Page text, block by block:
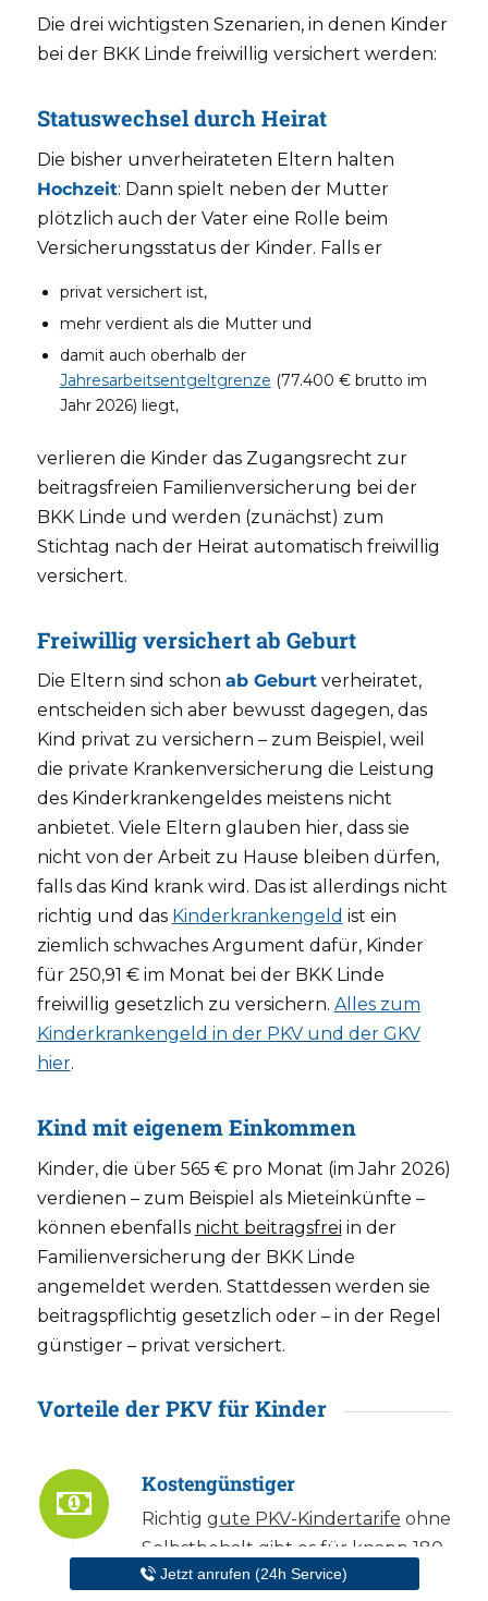
Die drei wichtigsten Szenarien, in denen Kinder
bei der BKK Linde freiwillig versichert werden:
Statuswechsel durch Heirat
Die bisher unverheirateten Eltern halten
Hochzeit: Dann spielt neben der Mutter
plötzlich auch der Vater eine Rolle beim
Versicherungsstatus der Kinder. Falls er
privat versichert ist,
mehr verdient als die Mutter und
damit auch oberhalb der
Jahresarbeitsentgeltgrenze (77.400 € brutto im
Jahr 2026) liegt,
verlieren die Kinder das Zugangsrecht zur
beitragsfreien Familienversicherung bei der
BKK Linde und werden (zunächst) zum
Stichtag nach der Heirat automatisch freiwillig
versichert.
Freiwillig versichert ab Geburt
Die Eltern sind schon ab Geburtverheiratet,
entscheiden sich aber bewusst dagegen, das
Kind privat zu versichern – zum Beispiel, weil
die private Krankenversicherung die Leistung
des Kinderkrankengeldes meistens nicht
anbietet. Viele Eltern glauben hier, dass sie
nicht von der Arbeit zu Hause bleiben dürfen,
falls das Kind krank wird. Das ist allerdings nicht
richtig und das Kinderkrankengeld ist ein
ziemlich schwaches Argument dafür, Kinder
für 250,91 € im Monat bei der BKK Linde
freiwillig gesetzlich zu versichern. Alles zum
Kinderkrankengeld in der PKV und der GKV
hier.
Kind mit eigenem Einkommen
Kinder, die über 565 € pro Monat (im Jahr 2026)
verdienen – zum Beispiel als Mieteinkünfte –
können ebenfalls nicht beitragsfrei in der
Familienversicherung der BKK Linde
angemeldet werden. Stattdessen werden sie
beitragspflichtig gesetzlich oder – in der Regel
günstiger – privat versichert.
Vorteile der PKV für Kinder
Kostengünstiger
Richtig gute PKV-Kindertarife ohne
Selbstbehalt gibt es für knapp 180
€ im Monat.Günstige PKV-
Jetzt anrufen (24h Service)